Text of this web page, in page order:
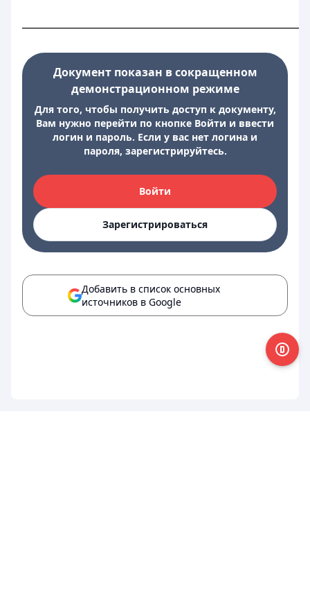
Документ показан в сокращенном
демонстрационном режиме
Для того, чтобы получить доступ к документу,
Вам нужно перейти по кнопке Войти и ввести
логин и пароль. Если у вас нет логина и
пароля, зарегистрируйтесь.
Войти
Зарегистрироваться
Добавить в список основных
источников в Google